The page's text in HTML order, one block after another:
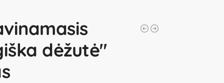
dėžutė"